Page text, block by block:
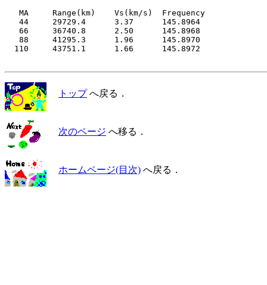
   MA     Range(km)    Vs(km/s)  Frequency
   44     29729.4      3.37      145.8964
   66     36740.8      2.50      145.8968
   88     41295.3      1.96      145.8970
  110     43751.1      1.66      145.8972
トップへ戻る．
次のページ へ移る．
ホームページ(目次) へ戻る．